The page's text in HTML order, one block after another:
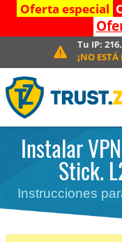
Oferta especial
Tu IP:
¡NO
Instalar
Stick.
Instrucciones